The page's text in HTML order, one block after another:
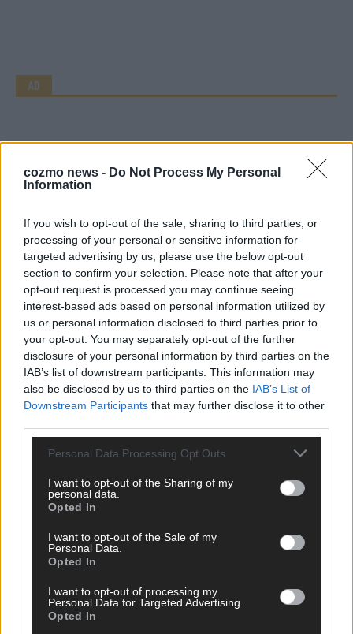
cozmo news - Do Not Process My Personal
Information
If you wish to opt-out of the sale, sharing to third parties, or
processing of your personal or sensitive information for
targeted advertising by us, please use the below opt-out
section to confirm your selection. Please note that after your
opt-out request is processed you may continue seeing
interest-based ads based on personal information utilized by
us or personal information disclosed to third parties prior to
your opt-out. You may separately opt-out of the further
disclosure of your personal information by third parties on the
IAB’s list of downstream participants. This information may
also be disclosed by us to third parties on the IAB’s List of
Downstream Participants that may further disclose it to other
Personal Data Processing Opt Outs
I want to opt-out of the Sharing of my
personal data.
Opted In
I want to opt-out of the Sale of my
Personal Data.
Opted In
I want to opt-out of processing my
Personal Data for Targeted Advertising.
Opted In
AD
Über Redaktion | FLASH UP 22532 Artikel
Hier schreiben, posten und kuratieren unsere Redakteur alles,
brandheiße Nachrichten, coole Tipps, spannende Hintergründe
Wichtigste raus und bringen’s auf den Punkt.
TOP STORIES